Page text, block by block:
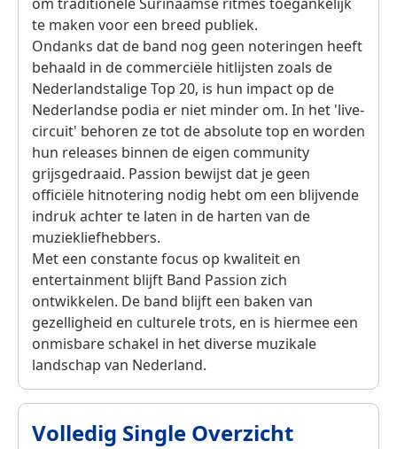
te maken voor een breed publiek.
Ondanks dat de band nog geen noteringen heeft
behaald in de commerciële hitlijsten zoals de
Nederlandstalige Top 20, is hun impact op de
Nederlandse podia er niet minder om. In het 'live-
circuit' behoren ze tot de absolute top en worden
hun releases binnen de eigen community
grijsgedraaid. Passion bewijst dat je geen
officiële hitnotering nodig hebt om een blijvende
indruk achter te laten in de harten van de
muziekliefhebbers.
Met een constante focus op kwaliteit en
entertainment blijft Band Passion zich
ontwikkelen. De band blijft een baken van
gezelligheid en culturele trots, en is hiermee een
onmisbare schakel in het diverse muzikale
landschap van Nederland.
Volledig Single Overzicht